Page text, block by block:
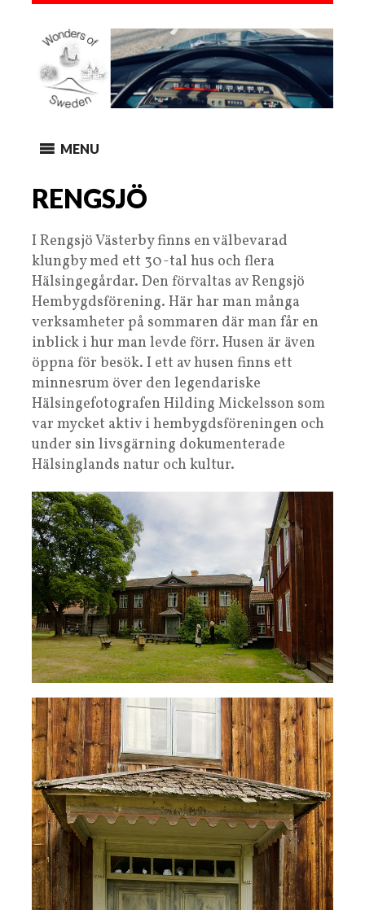
MENU
RENGSJÖ
I Rengsjö Västerby finns en välbevarad
klungby med ett 30-tal hus och flera
Hälsingegårdar. Den förvaltas av Rengsjö
Hembygdsförening. Här har man många
verksamheter på sommaren där man får en
inblick i hur man levde förr. Husen är även
öppna för besök. I ett av husen finns ett
minnesrum över den legendariske
Hälsingefotografen Hilding Mickelsson som
var mycket aktiv i hembygdsföreningen och
under sin livsgärning dokumenterade
Hälsinglands natur och kultur.